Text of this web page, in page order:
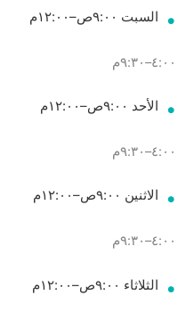
السبت ٩:٠٠ص–١٢:٠٠م
٤:٠٠–٩:٣٠م
الأحد ٩:٠٠ص–١٢:٠٠م
٤:٠٠–٩:٣٠م
الاثنين ٩:٠٠ص–١٢:٠٠م
٤:٠٠–٩:٣٠م
الثلاثاء ٩:٠٠ص–١٢:٠٠م